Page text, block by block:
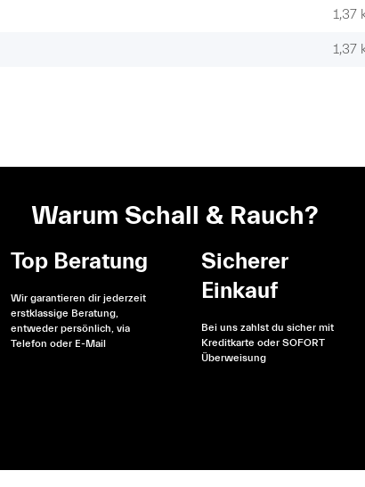
1,37
1,37
Warum Schall & Rauch?
Top Beratung
Wir garantieren dir jederzeit
erstklassige Beratung,
entweder persönlich, via
Telefon oder E-Mail
Sicherer
Einkauf
Bei uns zahlst du sicher mit
Kreditkarte oder SOFORT
Überweisung